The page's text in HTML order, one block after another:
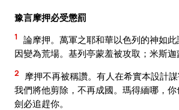
豫言摩押必受懲罰
1
論摩押。萬軍之耶和華以色列的神如此
因變為荒場。基列亭蒙羞被攻取；米斯迦
2
摩押不再被稱讚。有人在希實本設計
我們將他剪除，不再成國。瑪得緬哪，
劍必追趕你。